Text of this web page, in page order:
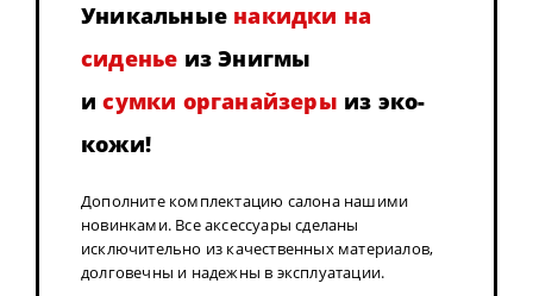
Уникальные накидки на
сиденье из Энигмы
исумки органайзеры из эко-
кожи!
Дополните комплектацию салона нашими
новинками. Все аксессуары сделаны
исключительно из качественных материалов,
долговечны и надежны в эксплуатации.